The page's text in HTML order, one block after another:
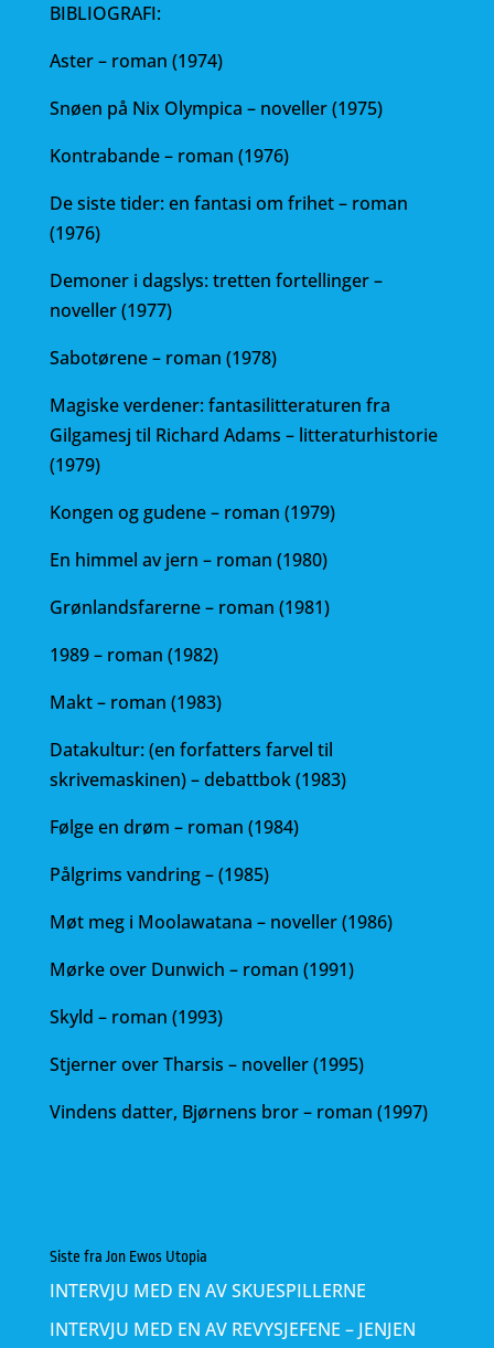
BIBLIOGRAFI:
Aster – roman (1974)
Snøen på Nix Olympica – noveller (1975)
Kontrabande – roman (1976)
De siste tider: en fantasi om frihet – roman
(1976)
Demoner i dagslys: tretten fortellinger –
noveller (1977)
Sabotørene – roman (1978)
Magiske verdener: fantasilitteraturen fra
Gilgamesj til Richard Adams – litteraturhistorie
(1979)
Kongen og gudene – roman (1979)
En himmel av jern – roman (1980)
Grønlandsfarerne – roman (1981)
1989 – roman (1982)
Makt – roman (1983)
Datakultur: (en forfatters farvel til
skrivemaskinen) – debattbok (1983)
Følge en drøm – roman (1984)
Pålgrims vandring – (1985)
Møt meg i Moolawatana – noveller (1986)
Mørke over Dunwich – roman (1991)
Skyld – roman (1993)
Stjerner over Tharsis – noveller (1995)
Vindens datter, Bjørnens bror – roman (1997)
Siste fra Jon Ewos Utopia
INTERVJU MED EN AV SKUESPILLERNE
INTERVJU MED EN AV REVYSJEFENE – JENJEN